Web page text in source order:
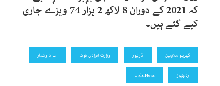
کہ 2021 کے دوران 8 لاکھ 2 ہزار 74 ویزے جاری
کیے گئے ہیں۔
گھریلو ملازمین ڈرائیور وزارت افرادی قوت اعداد وشمار
اردونیوز UrduNews